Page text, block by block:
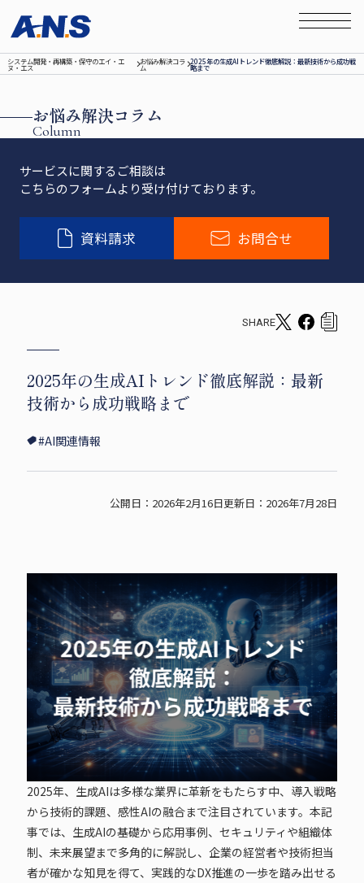
システム開発‧再構築‧保守のエイ‧エ
ヌ‧エス
お悩み解決コラ
ム
2025年の生成AIトレンド徹底解説：最新技術から成功戦
略まで
Column
お悩み解決コラム
サービスに関するご相談は
こちらのフォームより受け付けております。
資料請求 お問合せ
SHARE
T
i
r
F
c
o
e
2025年の生成AIトレンド徹底解説：最新
技術から成功戦略まで
#AI関連情報
公開日：2026年2月16日更新日：2026年7月28日
2025年、生成AIは多様な業界に革新をもたらす中、導入戦略
から技術的課題、感性AIの融合まで注目されています。本記
事では、生成AIの基礎から応用事例、セキュリティや組織体
制、未来展望まで多角的に解説し、企業の経営者や技術担当
者が確かな知見を得て、実践的なDX推進の一歩を踏み出せる